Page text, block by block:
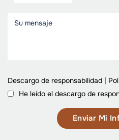
Descargo de responsabilidad |
He leído el descargo de